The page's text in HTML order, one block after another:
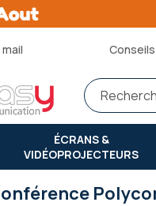
ÉCRANS &
VIDÉOPROJECTEURS